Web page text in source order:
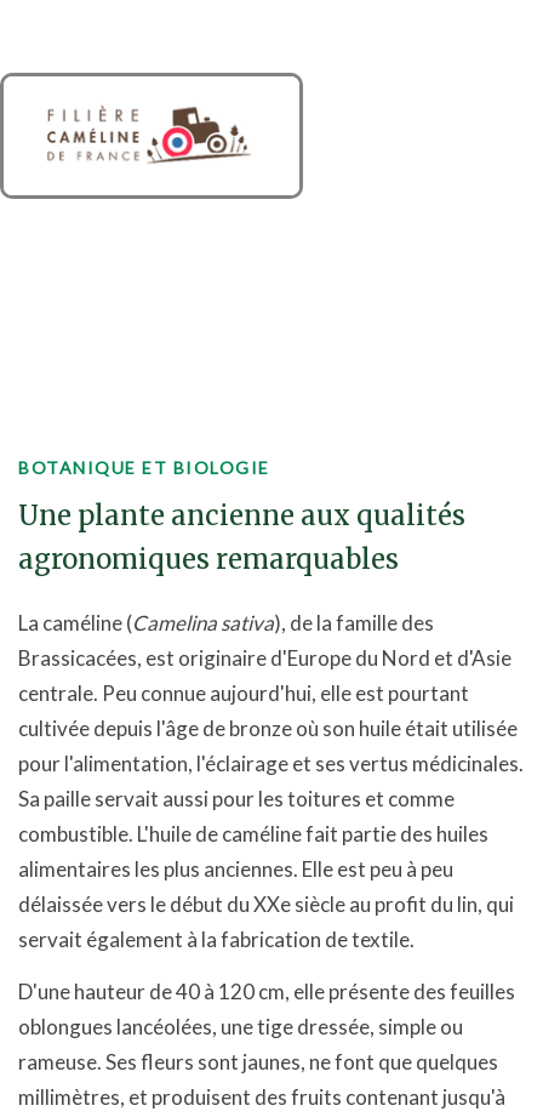
BOTANIQUE ET BIOLOGIE
Une plante ancienne aux qualités
agronomiques remarquables
La caméline (Camelina sativa), de la famille des
Brassicacées, est originaire d'Europe du Nord et d'Asie
centrale. Peu connue aujourd'hui, elle est pourtant
cultivée depuis l'âge de bronze où son huile était utilisée
pour l'alimentation, l'éclairage et ses vertus médicinales.
Sa paille servait aussi pour les toitures et comme
combustible. L'huile de caméline fait partie des huiles
alimentaires les plus anciennes. Elle est peu à peu
délaissée vers le début du XXe siècle au profit du lin, qui
servait également à la fabrication de textile.
D'une hauteur de 40 à 120 cm, elle présente des feuilles
oblongues lancéolées, une tige dressée, simple ou
rameuse. Ses fleurs sont jaunes, ne font que quelques
millimètres, et produisent des fruits contenant jusqu'à